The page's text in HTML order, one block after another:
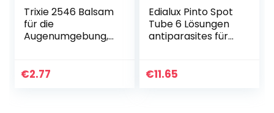
Trixie 2546 Balsam
für die
Augenumgebung,
€2.77
Edialux Pinto Spot
Tube 6 Lösungen
antiparasites für
€11.65